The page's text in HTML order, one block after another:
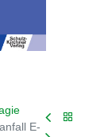
E-